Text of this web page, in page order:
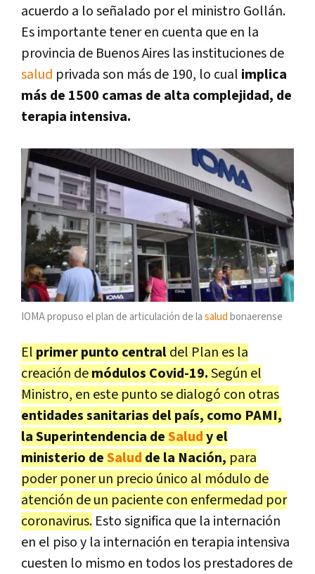
acuerdo a lo señalado por el ministro Gollán.
Es importante tener en cuenta que en la
provincia de Buenos Aires las instituciones de
salud privada son más de 190, lo cual implica
más de 1500 camas de alta complejidad, de
terapia intensiva.
IOMA propuso el plan de articulación de la salud bonaerense
El primer punto centraldel Plan es la
creación demódulos Covid-19.Según el
Ministro, en este punto se dialogó con otras
entidades sanitarias del país, como PAMI,
la Superintendencia deSaludy el
ministerio deSalud de la Nación, para
poder poner un precio único al módulo de
atención de un paciente con enfermedad por
coronavirus. Esto significa que la internación
en el piso y la internación en terapia intensiva
cuesten lo mismo en todos los prestadores de